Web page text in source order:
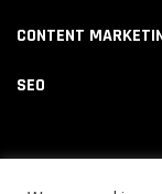
CONTENT
SEO